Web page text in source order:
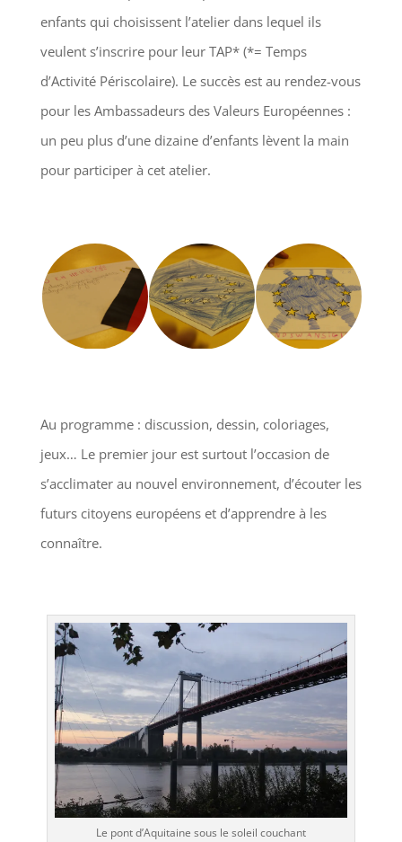
enfants qui choisissent l’atelier dans lequel ils
veulent s’inscrire pour leur TAP* (*= Temps
d’Activité Périscolaire). Le succès est au rendez-vous
pour les Ambassadeurs des Valeurs Européennes :
un peu plus d’une dizaine d’enfants lèvent la main
pour participer à cet atelier.
Au programme : discussion, dessin, coloriages,
jeux… Le premier jour est surtout l’occasion de
s’acclimater au nouvel environnement, d’écouter les
futurs citoyens européens et d’apprendre à les
connaître.
Le pont d’Aquitaine sous le soleil couchant